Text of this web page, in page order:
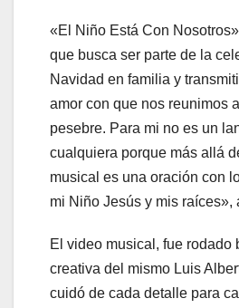
«El Niño Está Con
que busca ser parte de la
Navidad en familia y
amor con que nos reunimos
pesebre. Para mi no es un
cualquiera porque más allá
musical es una oración con
mi Niño Jesús y mis raíces»,
El video musical, fue rodado
creativa del mismo Luis
cuidó de cada detalle para